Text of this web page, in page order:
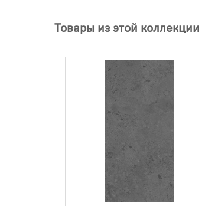
Товары из этой коллекции